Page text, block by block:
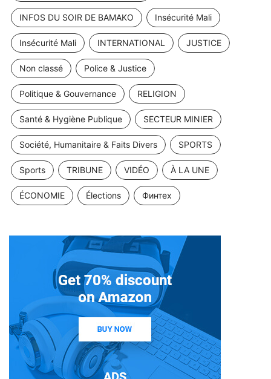
INFOS DU SOIR DE BAMAKO Insécurité Mali
Insécurité Mali INTERNATIONAL JUSTICE
Non classé Police & Justice
Politique & Gouvernance RELIGION
Santé & Hygiène Publique SECTEUR MINIER
Société, Humanitaire & Faits Divers SPORTS
Sports TRIBUNE VIDÉO À LA UNE
ÉCONOMIE Élections Финтех